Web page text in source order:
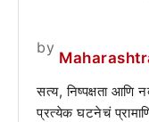
by
सत्य, निष्पक्षता आणि
प्रत्येक घटनेचं